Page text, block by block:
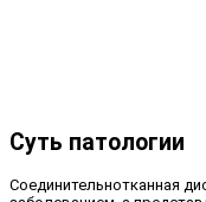
Суть патологии
Соединительнотканная